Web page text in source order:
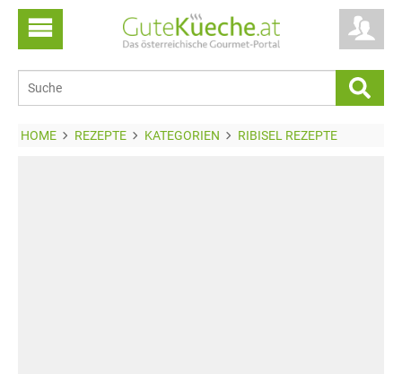
HOME REZEPTE KATEGORIEN RIBISEL REZEPTE